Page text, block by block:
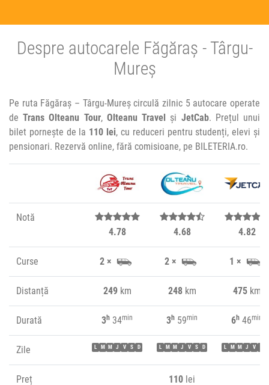
Despre autocarele Făgăraș - Târgu-
Mureș
Pe ruta Făgăraș – Târgu-Mureș circulă zilnic 5 autocare operate
deTrans Olteanu Tour, Olteanu Travel și JetCab. Prețul unui
bilet pornește de la 110 lei, cu reduceri pentru studenți, elevi și
pensionari. Rezervă online, fără comisioane, pe BILETERIA.ro.
Notă
4.78
4.68 4.82
Curse 2 × 2 × 1 ×
Distanță 249km 248km 475km
Durată 3h 34min 3h 59min 6h 46min
Zile L M M J V S D L M M J V S D L M M J V
Preț 110 lei